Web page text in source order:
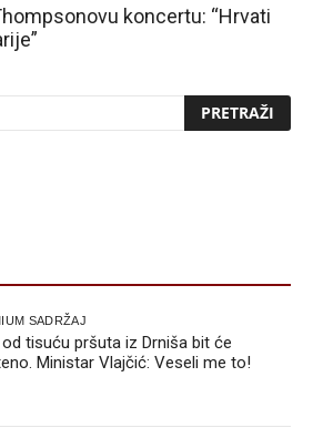
koncertu: “Hrvati
SADRŽAJ
tisuću pršuta iz Drniša bit će
Ministar Vlajčić: Veseli me to!